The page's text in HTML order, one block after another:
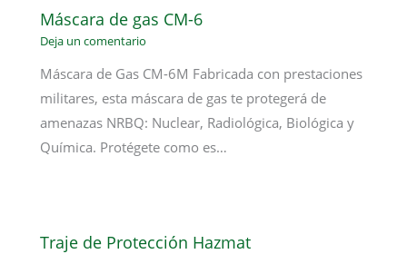
Máscara de gas CM-6
Deja un comentario
Máscara de Gas CM-6M Fabricada con prestaciones
militares, esta máscara de gas te protegerá de
amenazas NRBQ: Nuclear, Radiológica, Biológica y
Química. Protégete como es…
Traje de Protección Hazmat